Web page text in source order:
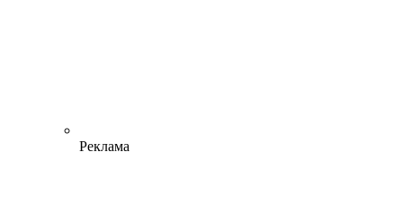
Реклама